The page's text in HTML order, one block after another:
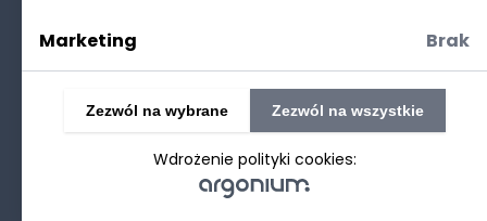
Polityka prywatności
(RODO. Cookies)
Marketing Brak
Wdrożenie polityki cookies:
Zezwól na wybrane Zezwól na wszystkie